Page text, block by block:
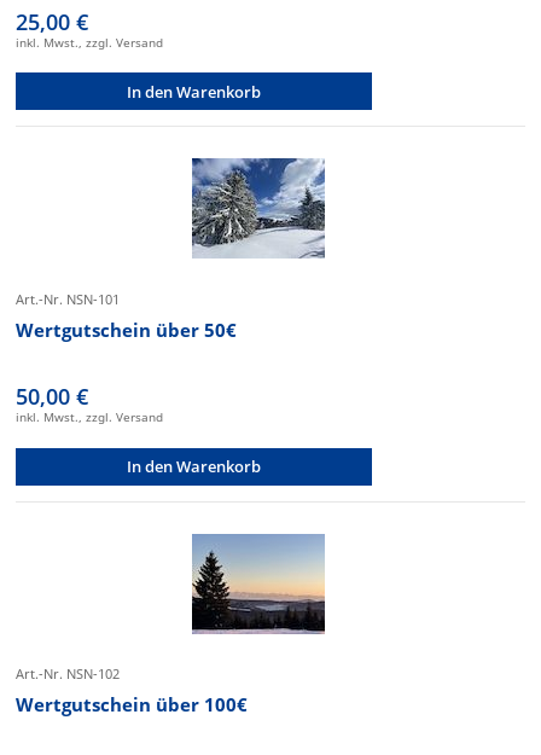
25,00 €
inkl. Mwst., zzgl. Versand
In den Warenkorb
Art.-Nr. NSN-101
Wertgutschein über 50€
50,00 €
inkl. Mwst., zzgl. Versand
In den Warenkorb
Art.-Nr. NSN-102
Wertgutschein über 100€